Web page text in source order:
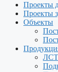
Проекты
Проекты
Объекты